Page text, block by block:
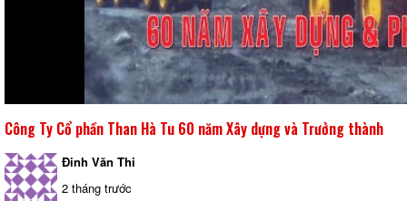
Công Ty Cổ phần Than Hà Tu 60 năm Xây dựng và Trưởng thành
Đinh Văn Thi
2 tháng trước